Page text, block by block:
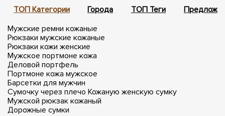
ТОП Категории Города ТОП Теги
Мужские ремни кожаные
Рюкзаки мужские кожаные
Рюкзаки кожи женские
Мужское портмоне кожа
Деловой портфель
Портмоне кожа мужское
Барсетки для мужчин
Сумочку через плечо Кожаную женскую сумку
Мужской рюкзак кожаный
Дорожные сумки